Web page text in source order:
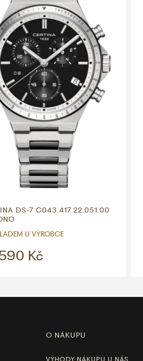
DS-7 C043.417.22.051.00
U VÝROBCE
Kč
O NÁKUPU
VÝHODY NÁKUPU U NÁS